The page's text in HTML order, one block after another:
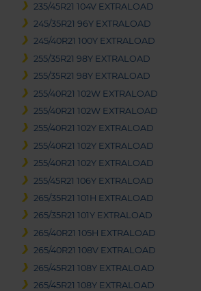
235/45R21 104V EXTRALOAD
245/35R21 96Y EXTRALOAD
245/40R21 100Y EXTRALOAD
255/35R21 98Y EXTRALOAD
255/35R21 98Y EXTRALOAD
255/40R21 102W EXTRALOAD
255/40R21 102W EXTRALOAD
255/40R21 102Y EXTRALOAD
255/40R21 102Y EXTRALOAD
255/40R21 102Y EXTRALOAD
255/45R21 106Y EXTRALOAD
265/35R21 101H EXTRALOAD
265/35R21 101Y EXTRALOAD
265/40R21 105H EXTRALOAD
265/40R21 108V EXTRALOAD
265/45R21 108Y EXTRALOAD
265/45R21 108Y EXTRALOAD